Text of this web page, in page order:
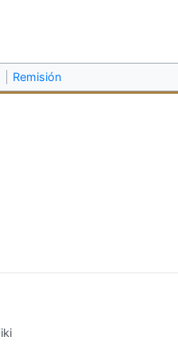
Remisión